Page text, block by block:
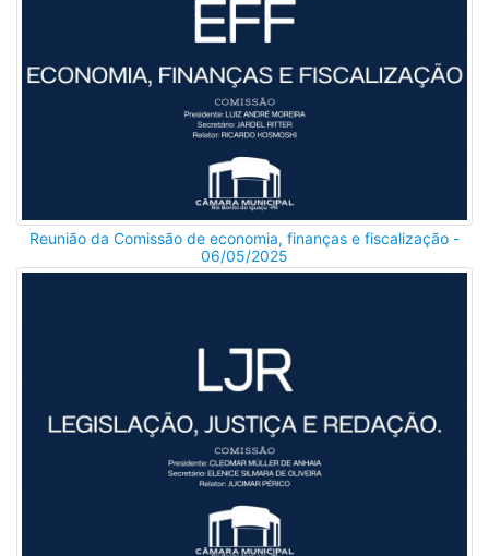
Reunião da Comissão de economia, finanças e fiscalização -
06/05/2025